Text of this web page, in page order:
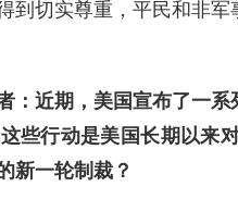
到切实尊重，平民和非
：近期，美国宣布了一
些行动是美国长期以来
新一轮制裁？